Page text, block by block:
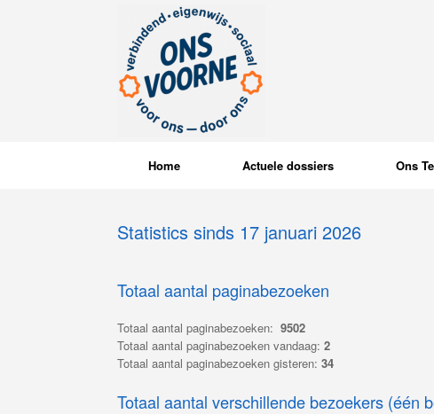
Home Actuele dossiers Ons
Statistics sinds 17 januari 2026
Totaal aantal paginabezoeken
Totaal aantal paginabezoeken: 9502
Totaal aantal paginabezoeken vandaag: 2
Totaal aantal paginabezoeken gisteren: 34
Totaal aantal verschillende bezoekers (één